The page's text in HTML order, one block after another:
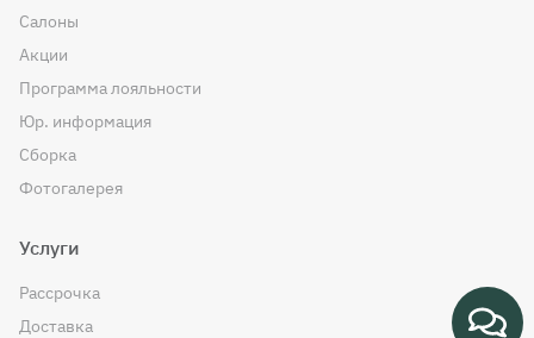
Салоны
Акции
Программа лояльности
Юр. информация
Сборка
Фотогалерея
Услуги
Рассрочка
Доставка